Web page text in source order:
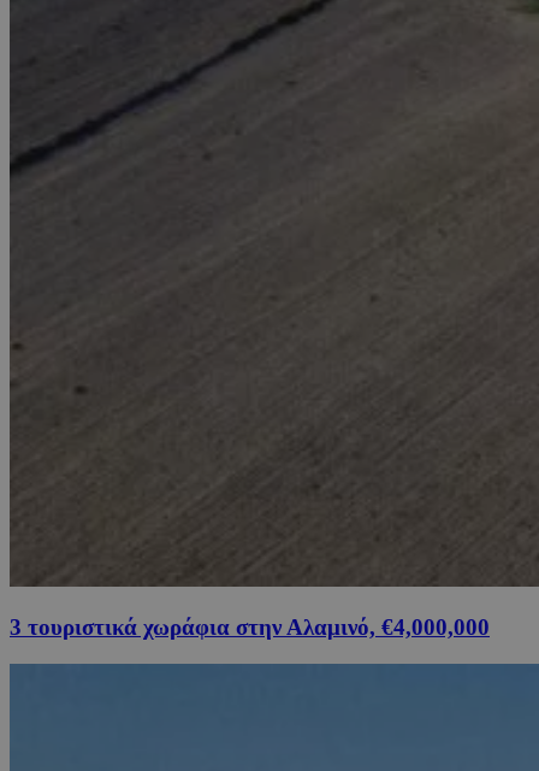
3 τουριστικά χωράφια στην Αλαμινό, €4,000,000